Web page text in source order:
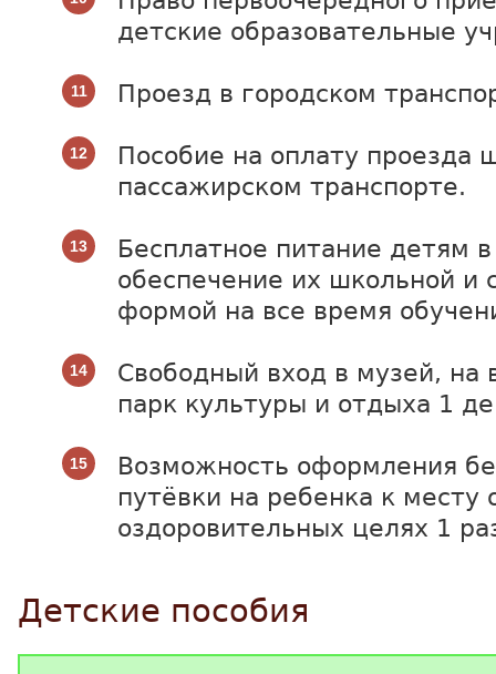
детские образовательные
Проезд в городском
Пособие на оплату проезда
пассажирском транспорте.
Бесплатное питание детям
обеспечение их школьной и
формой на все время
Свободный вход в музей, на
парк культуры и отдыха 1
Возможность оформления
путёвки на ребенка к месту
оздоровительных целях 1
Детские пособия